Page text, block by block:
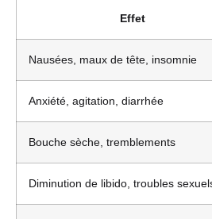
Effet
Nausées, maux de tête, insomnie
Anxiété, agitation, diarrhée
Bouche sèche, tremblements
Diminution de libido, troubles